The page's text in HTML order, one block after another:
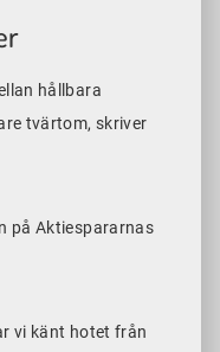
hållbara
tvärtom, skriver
på Aktiespararnas
vi känt hotet från